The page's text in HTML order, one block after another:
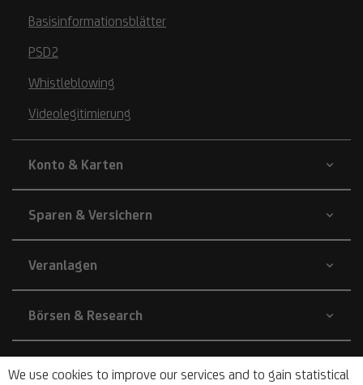
We use cookies to improve our services and to gain statistical
Basisinformationsblätter
PSD2
Whistleblowing
Videolegitimierung
Konto & Karten
Sparen & Versichern
Veranlagen
Börsen & Research